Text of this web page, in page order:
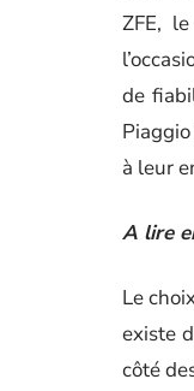
ZFE,
de
à leur
A lire
Le
existe
côté